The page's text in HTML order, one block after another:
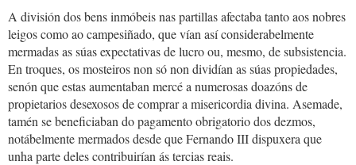
A división dos bens inmóbeis nas partillas afectaba tanto aos nobres
leigos como ao campesiñado, que vían así considerabelmente
mermadas as súas expectativas de lucro ou, mesmo, de subsistencia.
En troques, os mosteiros non só non dividían as súas propiedades,
senón que estas aumentaban mercé a numerosas doazóns de
propietarios desexosos de comprar a misericordia divina. Asemade,
tamén se beneficiaban do pagamento obrigatorio dos dezmos,
notábelmente mermados desde que Fernando III dispuxera que
unha parte deles contribuirían ás tercias reais.